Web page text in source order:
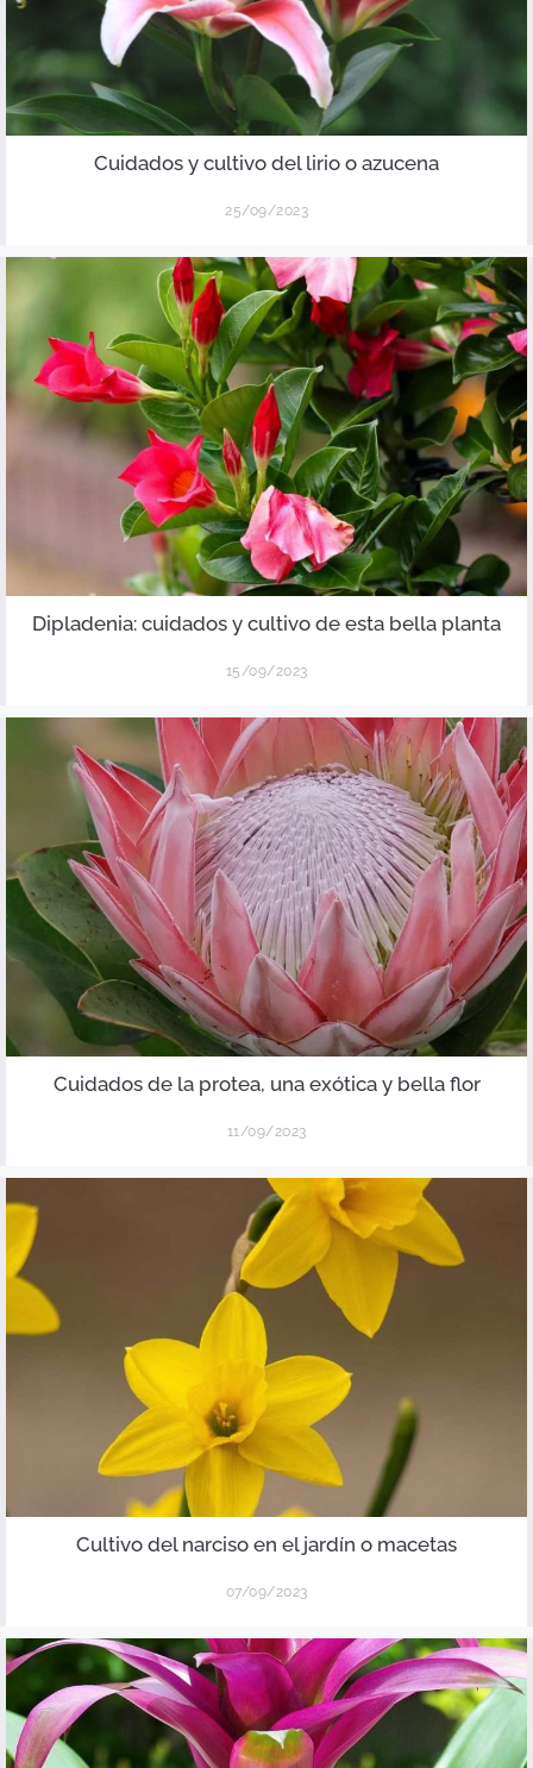
Cuidados y cultivo del lirio o azucena
25/09/2023
Dipladenia: cuidados y cultivo de esta bella planta
15/09/2023
Cuidados de la protea, una exótica y bella flor
11/09/2023
Cultivo del narciso en el jardín o macetas
07/09/2023